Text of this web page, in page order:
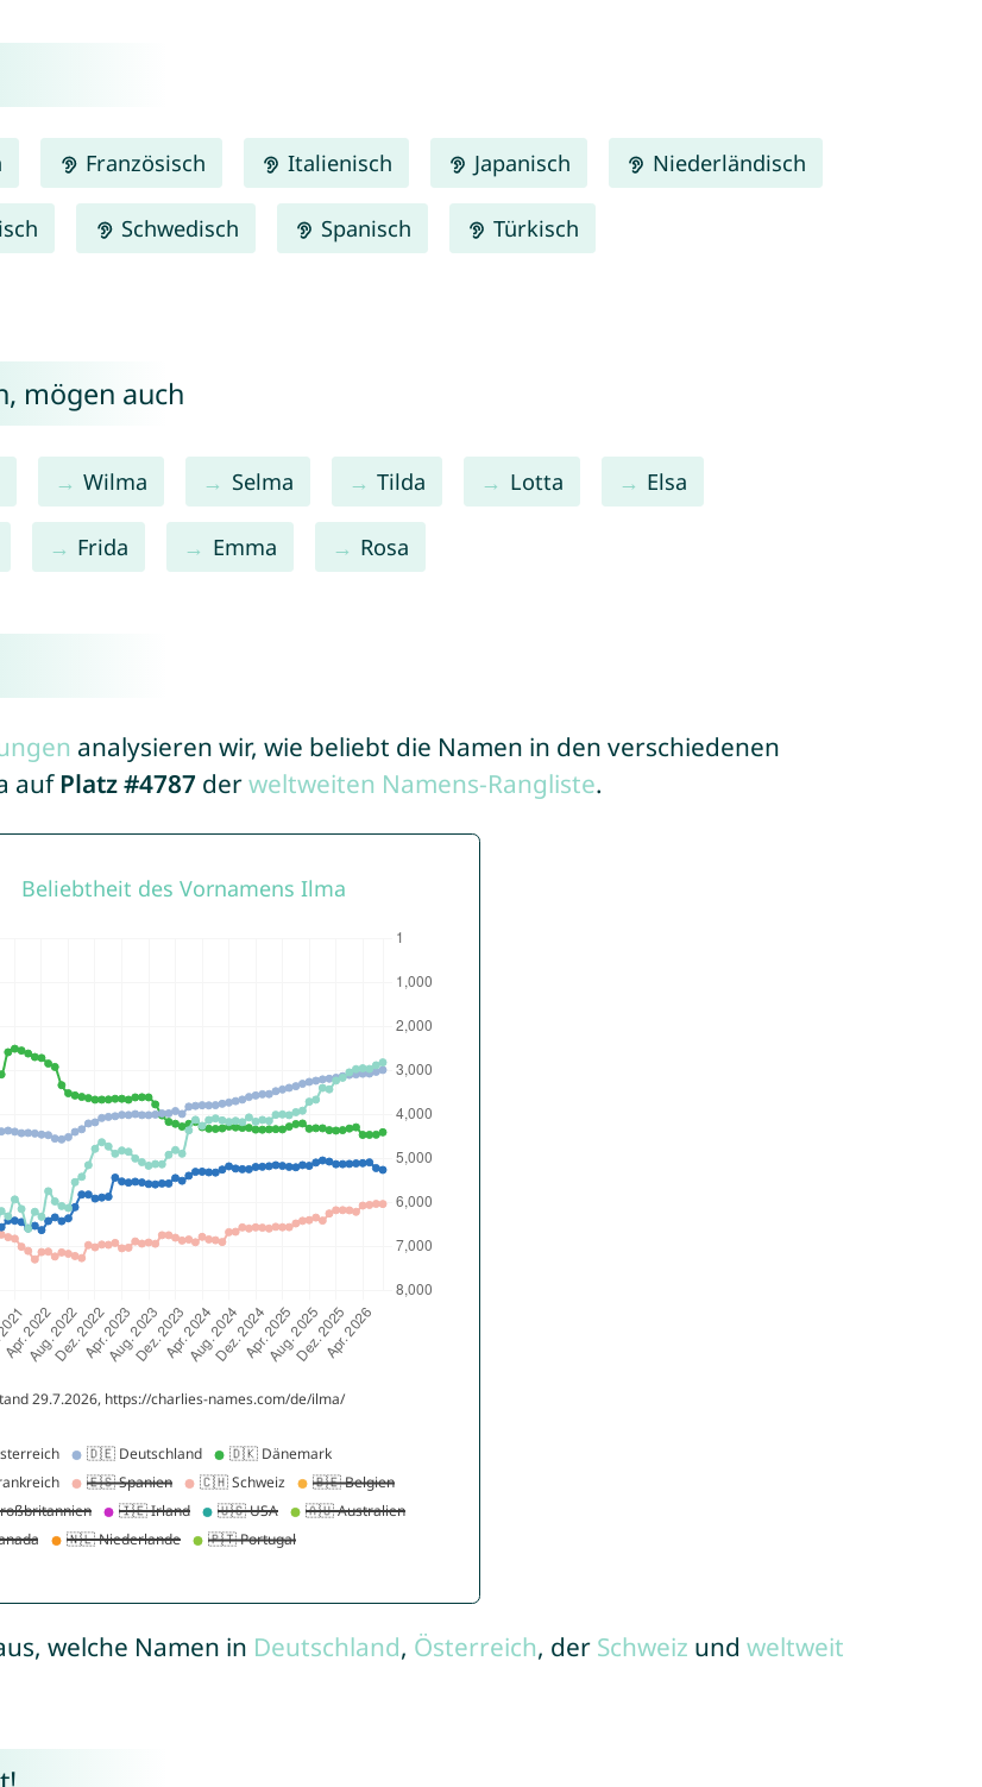
Französisch Italienisch Japanisch Niederländisch
Schwedisch Spanisch Türkisch
mögen auch
Wilma Selma Tilda Lotta Elsa
Frida Emma Rosa
analysieren wir, wie beliebt die Namen in den verschiedenen
auf Platz #4787 derweltweiten Namens-Rangliste.
welche Namen in Deutschland, Österreich, der Schweiz und weltweit